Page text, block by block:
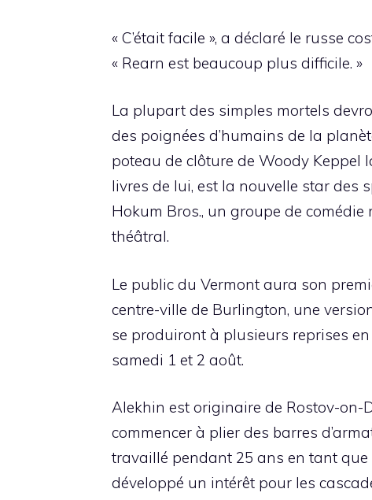
« C’était facile », a déclaré le russe
« Rearn est beaucoup plus difficile. »
La plupart des simples mortels
des poignées d’humains de la
poteau de clôture de Woody Keppel
livres de lui, est la nouvelle star des
Hokum Bros., un groupe de
théâtral.
Le public du Vermont aura son
centre-ville de Burlington, une
se produiront à plusieurs reprises
samedi 1 et 2 août.
Alekhin est originaire de Rostov-on-
commencer à plier des barres
travaillé pendant 25 ans en tant que
développé un intérêt pour les